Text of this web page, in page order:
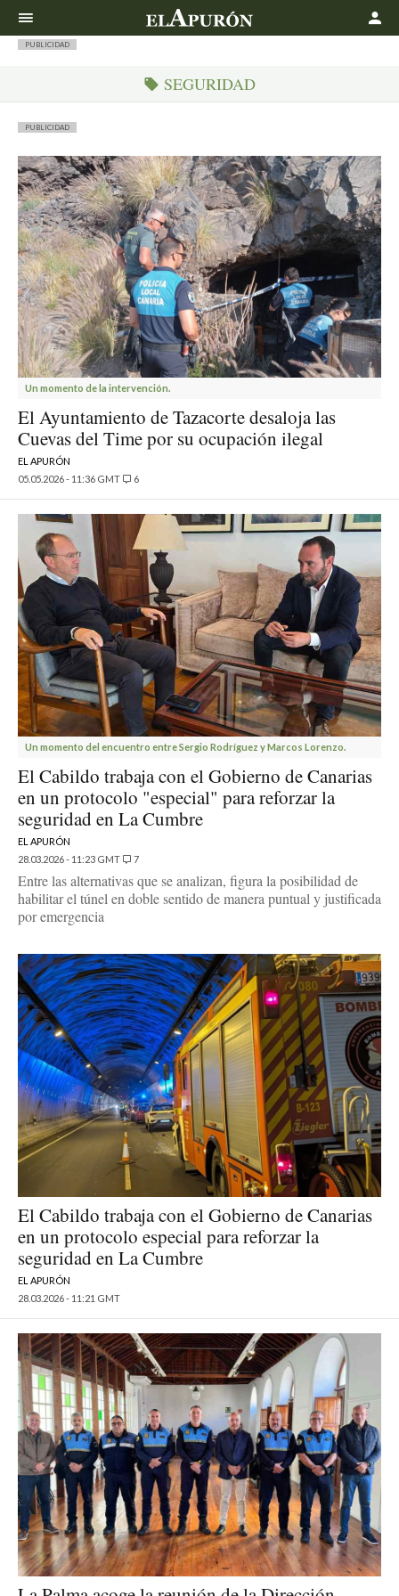
PUBLICIDAD
SEGURIDAD
PUBLICIDAD
Un momento de la intervención.
El Ayuntamiento de Tazacorte desaloja las
Cuevas del Time por su ocupación ilegal
EL APURÓN
05.05.2026 - 11:36 GMT
6
Un momento del encuentro entre Sergio Rodríguez y Marcos Lorenzo.
El Cabildo trabaja con el Gobierno de Canarias
en un protocolo "especial" para reforzar la
seguridad en La Cumbre
EL APURÓN
28.03.2026 - 11:23 GMT
7
Entre las alternativas que se analizan, figura la posibilidad de
habilitar el túnel en doble sentido de manera puntual y justificada
por emergencia
El Cabildo trabaja con el Gobierno de Canarias
en un protocolo especial para reforzar la
seguridad en La Cumbre
EL APURÓN
28.03.2026 - 11:21 GMT